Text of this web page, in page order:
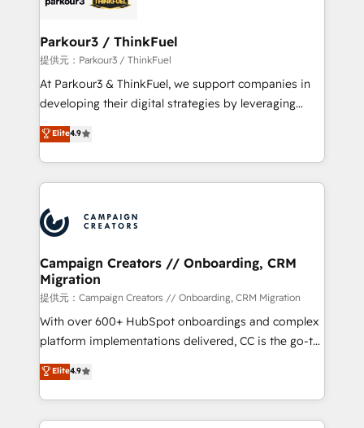
companies scale faster and smarter. 🔹 BOOMS:
Demand generation for all your buyers With BOOMS,
you invest in 100% of your buyers, accelerating your
growth and positioning yourself as an undisputed
transformation process A methodology designed to
implement HubSpot effectively and optimize your
record of business transformation, our growth-first
approach has helped brands dominate their
Parkour3 / ThinkFuel
提供元：Parkour3 / ThinkFuel
At Parkour3 & ThinkFuel, we support companies in
developing their digital strategies by leveraging
technologies and automating their marketing and
sales processes to generate growth. Our offer spans
from Strategy to Operations. We specialize in CRM
onboarding and implementation, web design, sales
extensive experience working with tech companies
and manufacturers since 2002, we are committed to
empowering our clients and developing their
autonomy. Get to grips with HubSpot through
guided implementation and seamless integration of
the CRM platform into your digital ecosystem. Would
you like support in deploying your inbound
to your needs and sales objectives. With 125+
certifications, we are part of the most certified
Elite4.9
Campaign Creators // Onboarding, CRM
Migration
提供元：Campaign Creators // Onboarding, CRM Migration
With over 600+ HubSpot onboardings and complex
platform implementations delivered, CC is the go-to
Elite Solutions Partner for businesses ready to
migrate, replatform, and scale smarter. We specialize
in high-impact CRM and CMS migrations and
onboarding from platforms like Salesforce, NetSuite,
Elite4.9